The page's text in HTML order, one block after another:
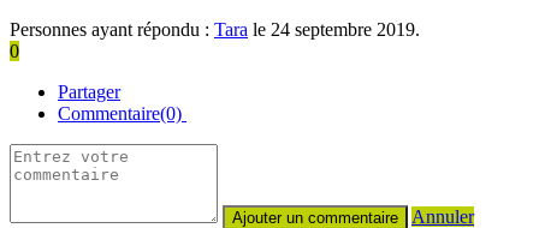
Personnes ayant répondu : Tara le 24 septembre 2019.
0
Partager
Commentaire(0)
Annuler